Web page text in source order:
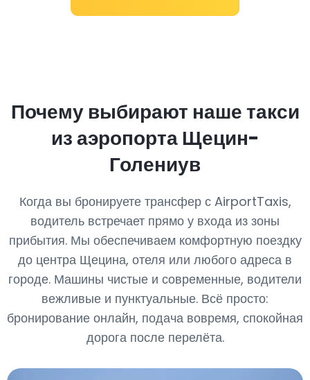
Почему выбирают наше такси
из аэропорта Щецин-
Голениув
Когда вы бронируете трансфер с AirportTaxis,
водитель встречает прямо у входа из зоны
прибытия. Мы обеспечиваем комфортную поездку
до центра Щецина, отеля или любого адреса в
городе. Машины чистые и современные, водители
вежливые и пунктуальные. Всё просто:
бронирование онлайн, подача вовремя, спокойная
дорога после перелёта.